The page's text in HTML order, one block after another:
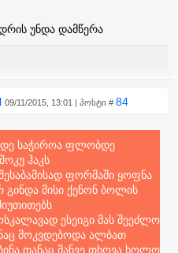
უნდა დამწერა
09/11/2015, 13:01 | პოსტი # 84
საჭიროა ფლობდე
ჰაკს
ფორმაში ყოფნა
მისი ქენონ ბოლის
ესეიგი მას შეეძლო
მოკვდებოდა ალბათ
თანაც მანვე თხოვა ხოლო